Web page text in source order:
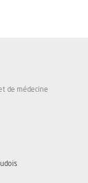
de médecine